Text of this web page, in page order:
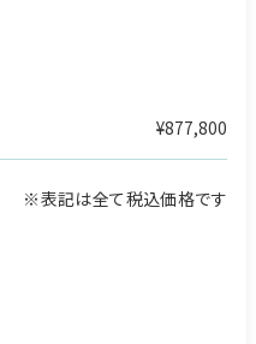
¥877,800
※表記は全て税込価格です